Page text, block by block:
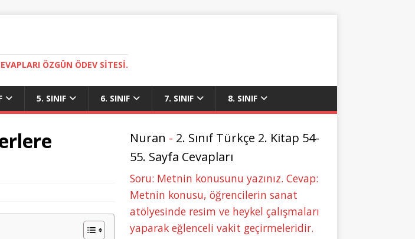
ÖZGÜN ÖDEV SITESI.
5. SINIF 6. SINIF 7. SINIF 8. SINIF
Nuran - 2. Sınıf Türkçe 2. Kitap 54-
55. Sayfa Cevapları
Soru: Metnin konusunu yazınız. Cevap:
Metnin konusu, öğrencilerin sanat
atölyesinde resim ve heykel çalışmaları
yaparak eğlenceli vakit geçirmeleridir.